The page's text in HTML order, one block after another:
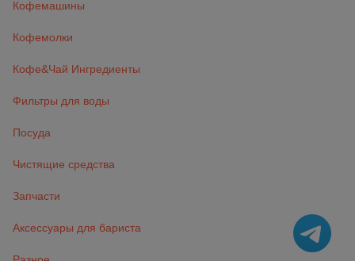
Кофемашины
Кофемолки
Кофе&Чай Ингредиенты
Фильтры для воды
Посуда
Чистящие средства
Запчасти
Аксессуары для бариста